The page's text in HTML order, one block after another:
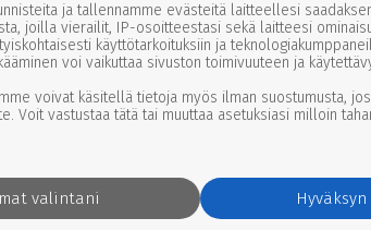
ja tallennamme evästeitä laitteellesi
joilla vierailit, IP-osoitteestasi sekä laitteesi
käyttötarkoituksiin ja
voi vaikuttaa sivuston toimivuuteen ja
voivat käsitellä tietoja myös ilman suostumusta,
Voit vastustaa tätä tai muuttaa asetuksiasi milloin
valintani